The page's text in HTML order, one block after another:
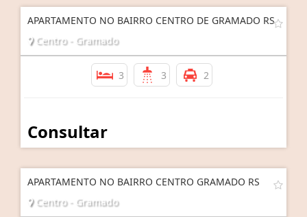
APARTAMENTO NO BAIRRO CENTRO DE GRAMADO RS
Centro - Gramado
3 3 2
Consultar
APARTAMENTO NO BAIRRO CENTRO GRAMADO RS
Centro - Gramado